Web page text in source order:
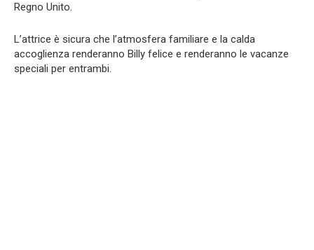
Regno Unito.
L’attrice è sicura che l’atmosfera familiare e la calda
accoglienza renderanno Billy felice e renderanno le vacanze
speciali per entrambi.